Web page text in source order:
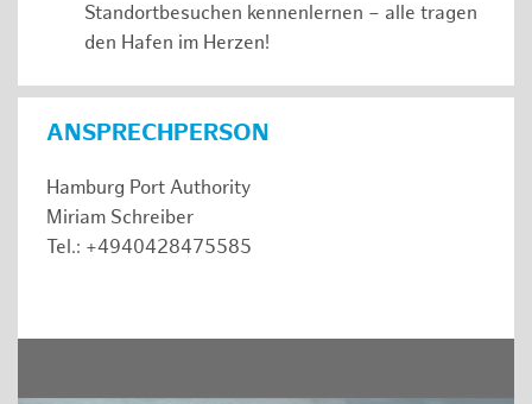
Standortbesuchen kennenlernen – alle tragen
den Hafen im Herzen!
ANSPRECHPERSON
Hamburg Port Authority
Miriam Schreiber
Tel.: +4940428475585